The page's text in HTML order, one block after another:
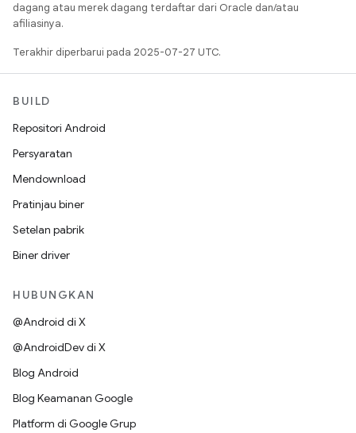
dagang atau merek dagang terdaftar dari Oracle dan/atau
afiliasinya.
Terakhir diperbarui pada 2025-07-27 UTC.
BUILD
Repositori Android
Persyaratan
Mendownload
Pratinjau biner
Setelan pabrik
Biner driver
HUBUNGKAN
@Android di X
@AndroidDev di X
Blog Android
Blog Keamanan Google
Platform di Google Grup